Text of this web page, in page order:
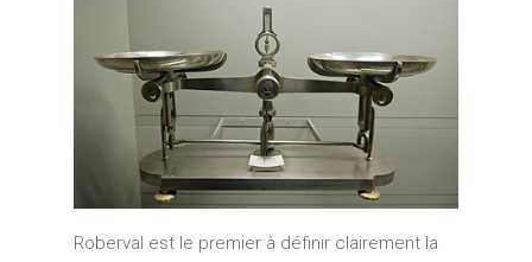
Roberval est le premier à définir clairement la